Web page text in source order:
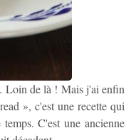
Loin de là ! Mais j'ai enfin
», c'est une recette qui
C'est une ancienne